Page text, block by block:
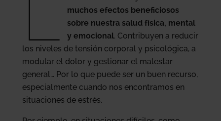
L
muchos efectos beneficiosos
sobre nuestra salud física, mental
y emocional. Contribuyen a reducir
los niveles de tensión corporal y psicológica, a
modular el dolor y gestionar el malestar
general… Por lo que puede ser un buen recurso,
especialmente cuando nos encontramos en
situaciones de estrés.